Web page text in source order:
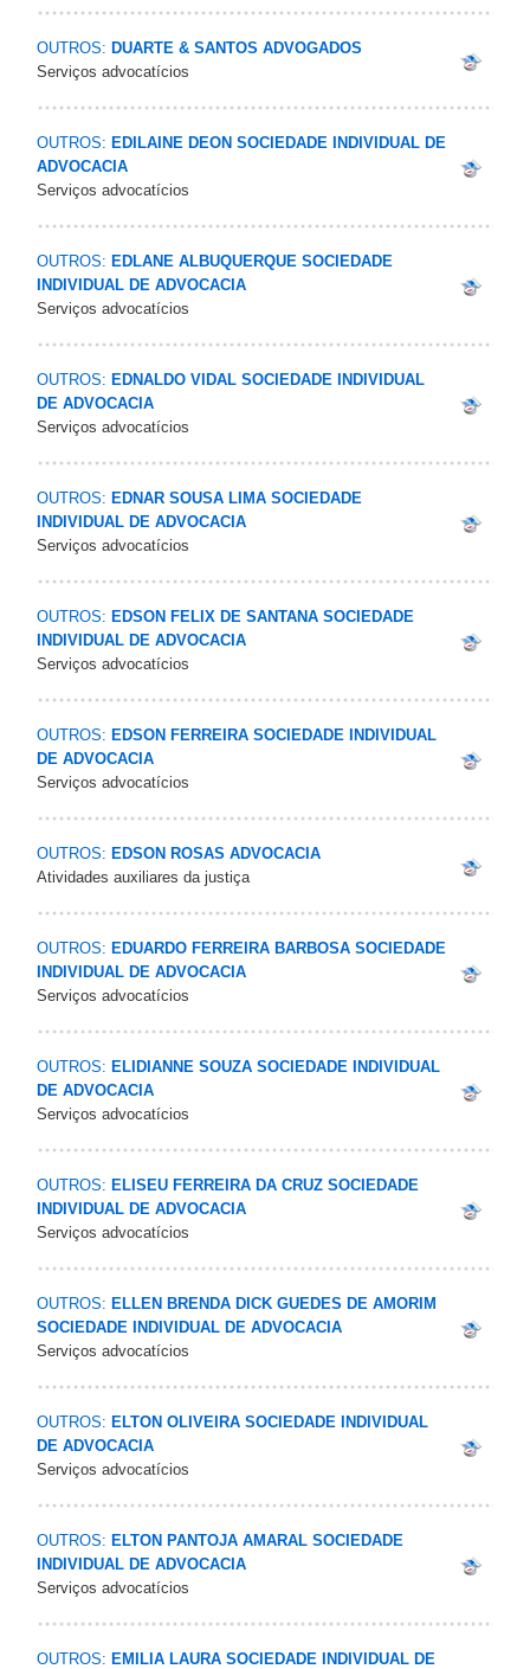
OUTROS: DUARTE & SANTOS ADVOGADOS
Serviços advocatícios
OUTROS: EDILAINE DEON SOCIEDADE INDIVIDUAL DE
ADVOCACIA
Serviços advocatícios
OUTROS: EDLANE ALBUQUERQUE SOCIEDADE
INDIVIDUAL DE ADVOCACIA
Serviços advocatícios
OUTROS: EDNALDO VIDAL SOCIEDADE INDIVIDUAL
DE ADVOCACIA
Serviços advocatícios
OUTROS: EDNAR SOUSA LIMA SOCIEDADE
INDIVIDUAL DE ADVOCACIA
Serviços advocatícios
OUTROS: EDSON FELIX DE SANTANA SOCIEDADE
INDIVIDUAL DE ADVOCACIA
Serviços advocatícios
OUTROS: EDSON FERREIRA SOCIEDADE INDIVIDUAL
DE ADVOCACIA
Serviços advocatícios
OUTROS: EDSON ROSAS ADVOCACIA
Atividades auxiliares da justiça
OUTROS: EDUARDO FERREIRA BARBOSA SOCIEDADE
INDIVIDUAL DE ADVOCACIA
Serviços advocatícios
OUTROS: ELIDIANNE SOUZA SOCIEDADE INDIVIDUAL
DE ADVOCACIA
Serviços advocatícios
OUTROS: ELISEU FERREIRA DA CRUZ SOCIEDADE
INDIVIDUAL DE ADVOCACIA
Serviços advocatícios
OUTROS: ELLEN BRENDA DICK GUEDES DE AMORIM
SOCIEDADE INDIVIDUAL DE ADVOCACIA
Serviços advocatícios
OUTROS: ELTON OLIVEIRA SOCIEDADE INDIVIDUAL
DE ADVOCACIA
Serviços advocatícios
OUTROS: ELTON PANTOJA AMARAL SOCIEDADE
INDIVIDUAL DE ADVOCACIA
Serviços advocatícios
OUTROS: EMILIA LAURA SOCIEDADE INDIVIDUAL DE